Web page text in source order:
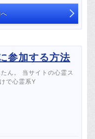
参加する方法
ん。 当サイトの心霊ス
で心霊系Y